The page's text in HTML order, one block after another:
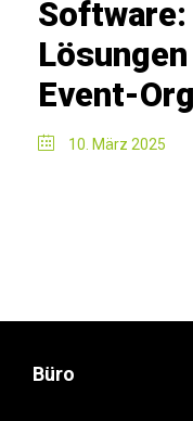
Event-
10. März 2025
Büro